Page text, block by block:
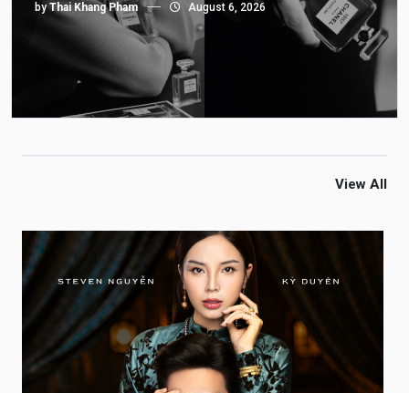
byThai Khang Pham August 6, 2026
View All